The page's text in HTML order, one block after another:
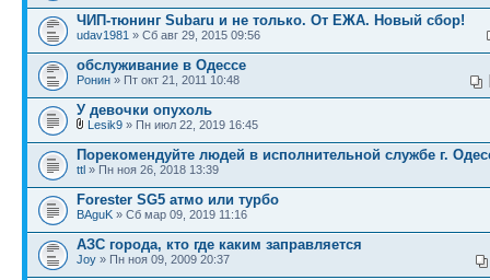
ЧИП-тюнинг Subaru и не только. От ЕЖА. Новый сбор!
udav1981 » Сб авг 29, 2015 09:56
обслуживание в Одессе
Ронин » Пт окт 21, 2011 10:48
У девочки опухоль
Lesik9 » Пн июл 22, 2019 16:45
Порекомендуйте людей в исполнительной службе г.
ttl » Пн ноя 26, 2018 13:39
Forester SG5 атмо или турбо
BAguK » Сб мар 09, 2019 11:16
АЗС города, кто где каким заправляется
Joy » Пн ноя 09, 2009 20:37